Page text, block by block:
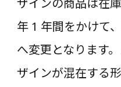
年 1 年間をかけて
へ変更となります
ザインが混在する